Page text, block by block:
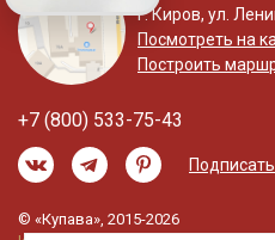
г. Киров, ул.
Посмотреть на
Построить
+7 (800) 533-75-43
© «Купава», 2015-2026